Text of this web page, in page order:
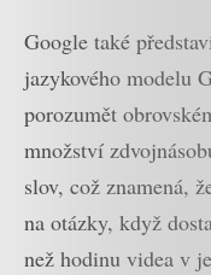
Google také
jazykového modelu
porozumět
množství
slov, což znamená,
na otázky, když
než hodinu videa v